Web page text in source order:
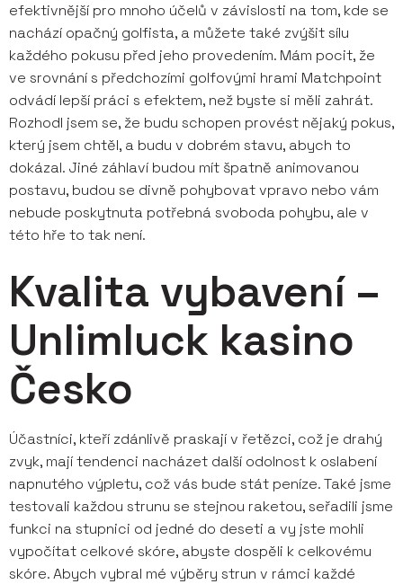
efektivnější pro mnoho účelů v závislosti na tom, kde se
nachází opačný golfista, a můžete také zvýšit sílu
každého pokusu před jeho provedením. Mám pocit, že
ve srovnání s předchozími golfovými hrami Matchpoint
odvádí lepší práci s efektem, než byste si měli zahrát.
Rozhodl jsem se, že budu schopen provést nějaký pokus,
který jsem chtěl, a budu v dobrém stavu, abych to
dokázal. Jiné záhlaví budou mít špatně animovanou
postavu, budou se divně pohybovat vpravo nebo vám
nebude poskytnuta potřebná svoboda pohybu, ale v
této hře to tak není.
Kvalita vybavení –
Unlimluck kasino
Česko
Účastníci, kteří zdánlivě praskají v řetězci, což je drahý
zvyk, mají tendenci nacházet další odolnost k oslabení
napnutého výpletu, což vás bude stát peníze. Také jsme
testovali každou strunu se stejnou raketou, seřadili jsme
funkci na stupnici od jedné do deseti a vy jste mohli
vypočítat celkové skóre, abyste dospěli k celkovému
skóre. Abych vybral mé výběry strun v rámci každé